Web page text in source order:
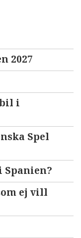
2027
i
Spel
Spanien?
ej vill